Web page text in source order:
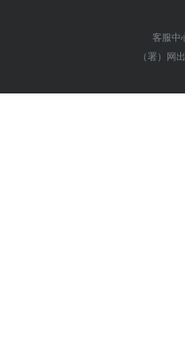
客服中
（署）网